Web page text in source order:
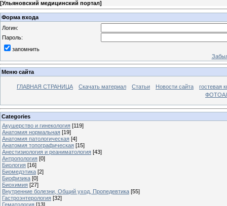
[Ульяновский медицинский портал]
Форма входа
Логин:
Пароль:
запомнить
Меню сайта
ГЛАВНАЯ СТРАНИЦА Скачать материал Статьи Новости сайта
гостевая
Categories
Акушерство и гинекология [119]
Анатомия нормальная [19]
Анатомия патологическая [4]
Анатомия топографическая [15]
Анестизиология и реаниматология [43]
Антропология [0]
Биология [16]
Биомедэтика [2]
Биофизика [0]
Биохимия [27]
Внутренние болезни, Общий уход, Пропедевтика [55]
Гастроэнтерология [32]
Гематология [13]